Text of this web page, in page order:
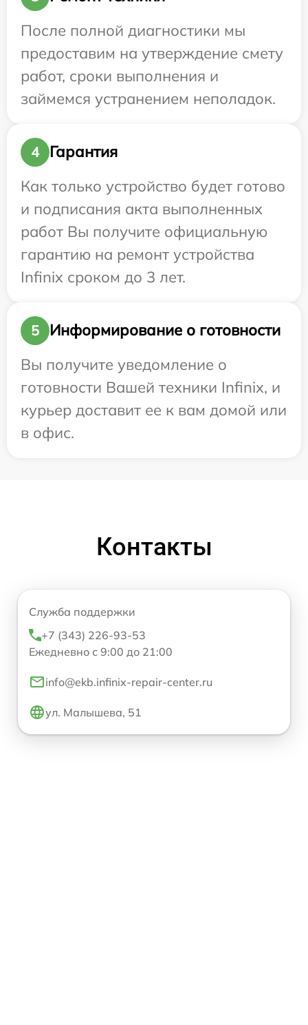
После полной диагностики мы
предоставим на утверждение смету
работ, сроки выполнения и
займемся устранением неполадок.
4
Гарантия
Как только устройство будет готово
и подписания акта выполненных
работ Вы получите официальную
гарантию на ремонт устройства
Infinix сроком до 3 лет.
5
Информирование о готовности
Вы получите уведомление о
готовности Вашей техники Infinix, и
курьер доставит ее к вам домой или
в офис.
Контакты
Служба поддержки
+7 (343) 226-93-53
Ежедневно с 9:00 до 21:00
info@ekb.infinix-repair-center.ru
ул. Малышева, 51